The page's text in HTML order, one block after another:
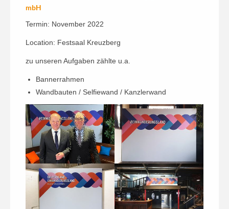
mbH
Termin: November 2022
Location: Festsaal Kreuzberg
zu unseren Aufgaben zählte u.a.
Bannerrahmen
Wandbauten / Selfiewand / Kanzlerwand